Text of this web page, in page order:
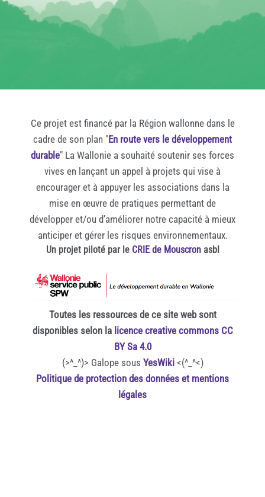
Ce projet est financé par la Région wallonne dans le
cadre de son plan "En route vers le développement
durable" La Wallonie a souhaité soutenir ses forces
vives en lançant un appel à projets qui vise à
encourager et à appuyer les associations dans la
mise en œuvre de pratiques permettant de
développer et/ou d’améliorer notre capacité à mieux
anticiper et gérer les risques environnementaux.
Un projet piloté par le CRIE de Mouscronasbl
Toutes les ressources de ce site web sont
disponibles selon la licence creative commons CC
BY Sa 4.0
(>^_^)> Galope sous YesWiki<(^_^<)
Politique de protection des données et mentions
légales